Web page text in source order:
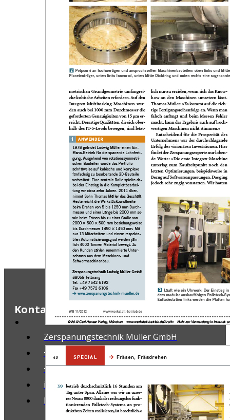
Kontakt
Zerspanungstechnik Müller GmbH
+49 7542 9806610
+49 7542 9806619
info@ztm-mueller.de
Dr.-Klein-Straße 33, 88069 Tettnang